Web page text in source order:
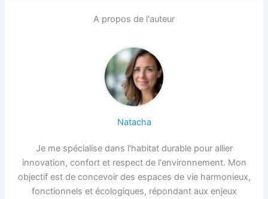
A propos de l'auteur
Natacha
Je me spécialise dans l'habitat durable pour allier
innovation, confort et respect de l'environnement. Mon
objectif est de concevoir des espaces de vie harmonieux,
fonctionnels et écologiques, répondant aux enjeux